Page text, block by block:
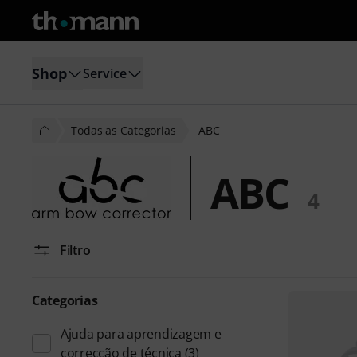
Shop Service
Todas as Categorias ABC
ABC 4
Filtro
Categorias
Ajuda para aprendizagem e
correcção de técnica (3)